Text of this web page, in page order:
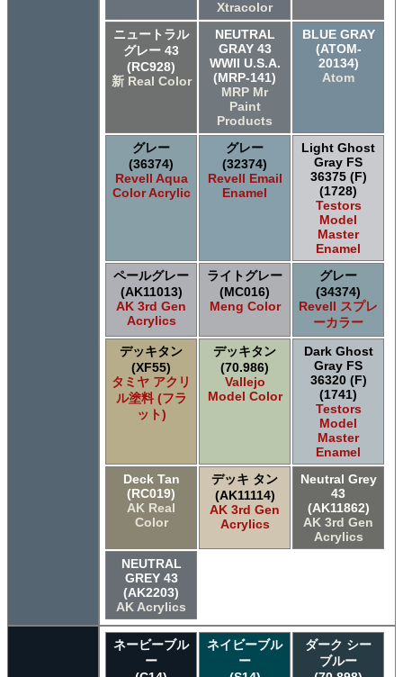
Xtracolor
ニュートラル
グレー 43
(RC928)
新 Real Color
NEUTRAL
GRAY 43
WWII U.S.A.
(MRP-141)
MRP Mr
Paint
Products
BLUE GRAY
(ATOM-
20134)
Atom
グレー
(36374)
Revell Aqua
Color Acrylic
グレー
(32374)
Revell Email
Enamel
Light Ghost
Gray FS
36375 (F)
(1728)
Testors
Model
Master
Enamel
ペールグレー
(AK11013)
AK 3rd Gen
Acrylics
ライトグレー
(MC016)
Meng Color
グレー
(34374)
Revell スプレ
ーカラー
デッキタン
(XF55)
タミヤ アクリ
ル塗料 (フラ
ット)
デッキタン
(70.986)
Vallejo
Model Color
Dark Ghost
Gray FS
36320 (F)
(1741)
Testors
Model
Master
Enamel
Deck Tan
(RC019)
AK Real
Color
デッキ タン
(AK11114)
AK 3rd Gen
Acrylics
Neutral Grey
43
(AK11862)
AK 3rd Gen
Acrylics
NEUTRAL
GREY 43
(AK2203)
AK Acrylics
ネービーブル
ー
ネイビーブル
ー
ダーク シー
ブルー